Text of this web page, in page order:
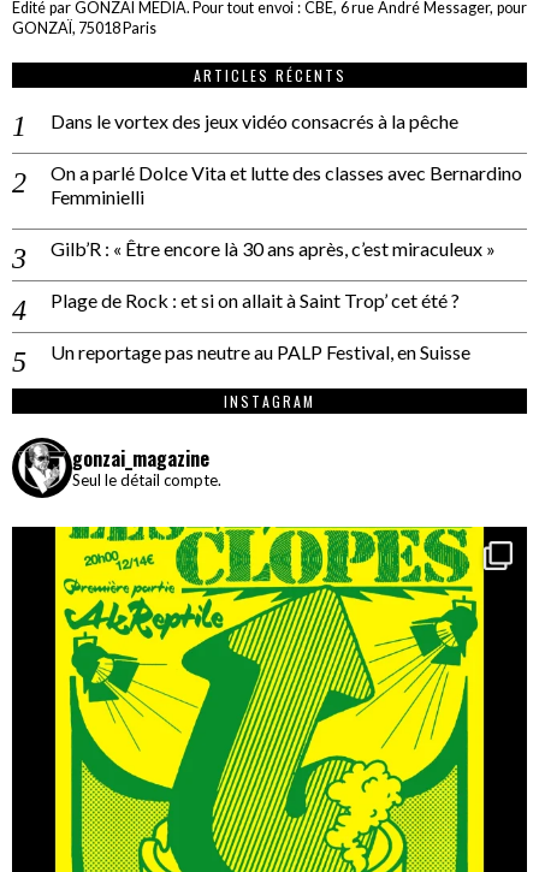
Edité par GONZAÏ MEDIA. Pour tout envoi : CBE, 6 rue André Messager, pour
GONZAÏ, 75018 Paris
ARTICLES RÉCENTS
Dans le vortex des jeux vidéo consacrés à la pêche
On a parlé Dolce Vita et lutte des classes avec Bernardino
Femminielli
Gilb’R : « Être encore là 30 ans après, c’est miraculeux »
Plage de Rock : et si on allait à Saint Trop’ cet été ?
Un reportage pas neutre au PALP Festival, en Suisse
INSTAGRAM
gonzai_magazine
Seul le détail compte.